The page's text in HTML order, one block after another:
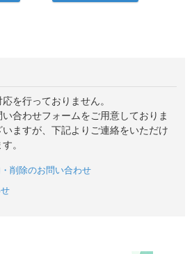
を行っておりません。
合わせフォームをご用意しておりま
ますが、下記よりご連絡をいただけ
。
削除のお問い合わせ